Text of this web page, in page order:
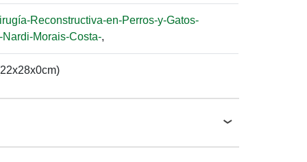
Reconstructiva-en-Perros-y-Gatos-
Nardi-Morais-Costa-,